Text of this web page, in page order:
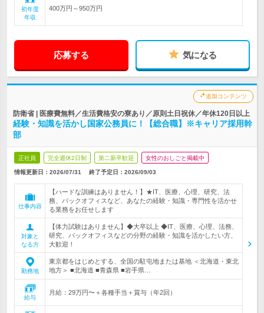
初年度
年収
400万円～950万円
応募する 気になる
追加コンテンツ
防衛省 | 医療費無料／生活費格安の寮あり／原則土日祝休／年休120日以上
経験・知識を活かし国家公務員に！【総合職】※キャリア採用幹
部
正社員 完全週休2日制 第二新卒歓迎 女性のおしごと掲載中
情報更新日：2026/07/31 終了予定日：2026/09/03
仕事内容
【ハードな訓練はありません！】★IT、医療、心理、研究、法
務、バックオフィスなど、あなたの経験・知識・専門性を活かせ
る業務をお任せします
対象と
なる方
【体力試験はありません】◆大卒以上 ◆IT、医療、心理、法務、
研究、バックオフィスなどの分野の経験・知識を活かしたい方、
大歓迎！
勤務地
東京都をはじめとする、全国の駐屯地または基地 ＜北海道・東北
地方＞ ■北海道 ■青森県 ■岩手県…
給与
月給：29万円〜＋各種手当＋賞与（年2回）